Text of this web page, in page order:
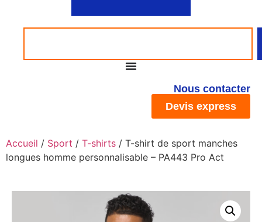
Nous contacter
Devis express
Accueil / Sport / T-shirts / T-shirt de sport manches
longues homme personnalisable – PA443 Pro Act